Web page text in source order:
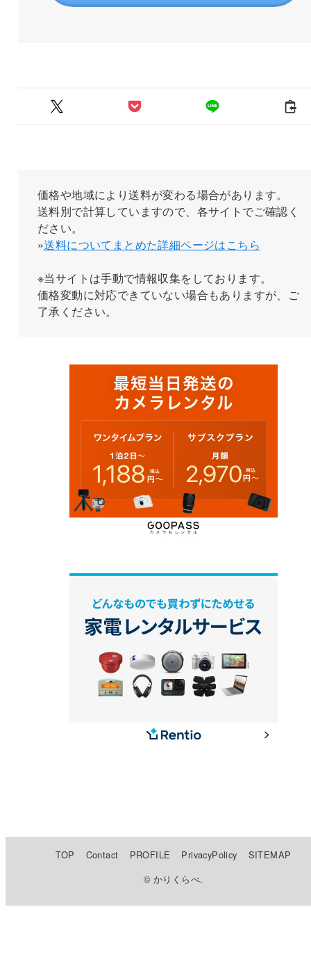
価格や地域により送料が変わる場合があります。
送料別で計算していますので、各サイトでご確認く
ださい。
»送料についてまとめた詳細ページはこちら
※当サイトは手動で情報収集をしております。
価格変動に対応できていない場合もありますが、ご
了承ください。
TOP Contact PROFILE PrivacyPolicy
SITEMAP
© かりくらべ.